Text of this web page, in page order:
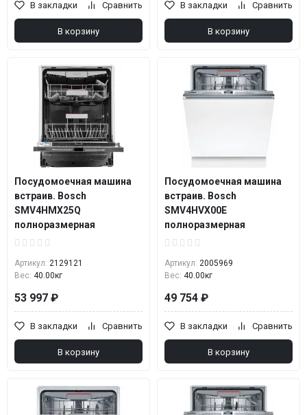
В закладки Сравнить
В корзину
В закладки Сравнить
В корзину
Посудомоечная машина
встраив. Bosch
SMV4HMX25Q
полноразмерная
Артикул: 2129121
Вес: 40.00кг
53 997 ₽
В закладки Сравнить
В корзину
Посудомоечная машина
встраив. Bosch
SMV4HVX00E
полноразмерная
Артикул: 2005969
Вес: 40.00кг
49 754 ₽
В закладки Сравнить
В корзину